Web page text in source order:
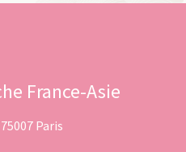
France-Asie
Paris